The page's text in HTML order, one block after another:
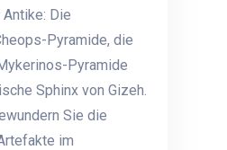
Die
Pyramide, die
Pyramide
Sphinx von Gizeh.
Sie die
im